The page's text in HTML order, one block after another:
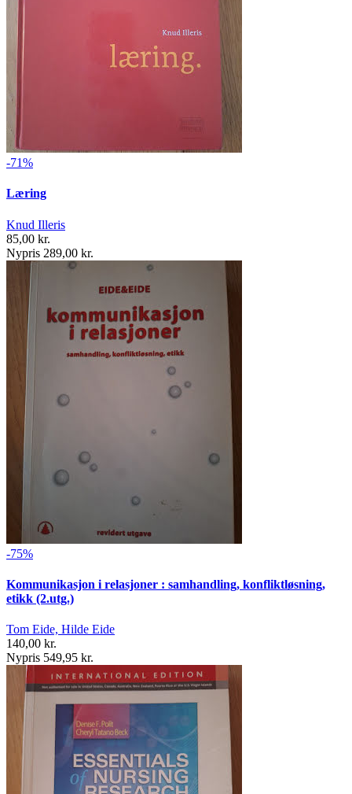
-71%
Læring
Knud Illeris
85,00 kr.
Nypris 289,00 kr.
-75%
Kommunikasjon i relasjoner : samhandling, konfliktløsning,
etikk (2.utg.)
Tom Eide, Hilde Eide
140,00 kr.
Nypris 549,95 kr.